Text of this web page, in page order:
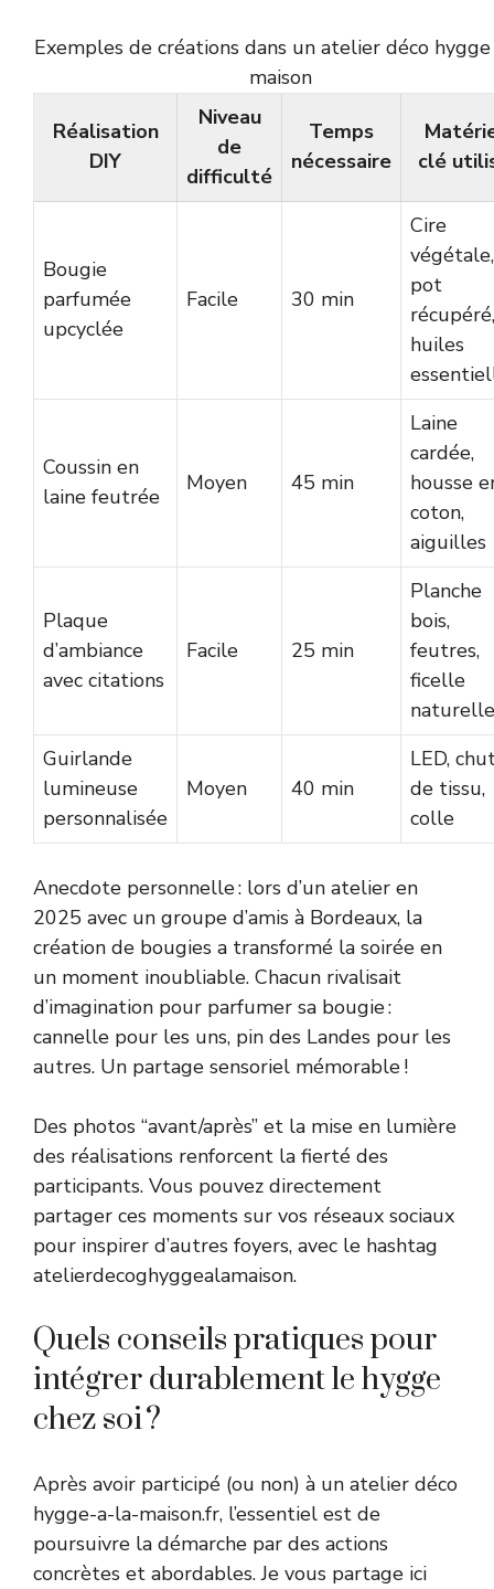
Exemples de créations dans un atelier déco
maison
Réalisation
DIY
Niveau
de
difficulté
Temps
nécessaire
clé
Bougie
parfumée
upcyclée
Facile 30 min
Cire
végétale,
pot
récupéré,
huiles
Coussin en
laine feutrée
Moyen 45 min
Laine
cardée,
housse
coton,
aiguilles
Plaque
d’ambiance
avec citations
Facile 25 min
Planche
bois,
feutres,
ficelle
naturelle
Guirlande
lumineuse
personnalisée
Moyen 40 min
LED,
de tissu,
colle
Anecdote personnelle : lors d’un atelier en
2025 avec un groupe d’amis à Bordeaux, la
création de bougies a transformé la soirée en
un moment inoubliable. Chacun rivalisait
d’imagination pour parfumer sa bougie :
cannelle pour les uns, pin des Landes pour les
autres. Un partage sensoriel mémorable !
Des photos “avant/après” et la mise en lumière
des réalisations renforcent la fierté des
participants. Vous pouvez directement
partager ces moments sur vos réseaux sociaux
pour inspirer d’autres foyers, avec le hashtag
atelierdecoghyggealamaison.
Quels conseils pratiques pour
intégrer durablement le hygge
chez soi ?
Après avoir participé (ou non) à un atelier déco
hygge-a-la-maison.fr, l’essentiel est de
poursuivre la démarche par des actions
concrètes et abordables. Je vous partage ici